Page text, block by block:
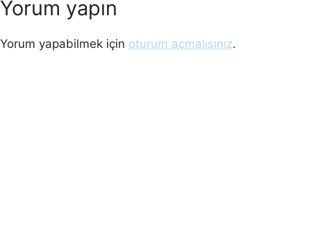
Yorum yapın
Yorum yapabilmek için oturum açmalısınız.